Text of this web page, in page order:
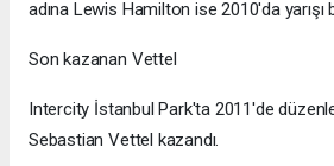
adına Lewis Hamilton ise 2010'da yarışı
Son kazanan Vettel
Intercity İstanbul Park'ta 2011'de
Sebastian Vettel kazandı.